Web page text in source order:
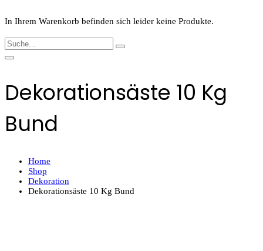
In Ihrem Warenkorb befinden sich leider keine Produkte.
Dekorationsäste 10 Kg
Bund
Home
Shop
Dekoration
Dekorationsäste 10 Kg Bund